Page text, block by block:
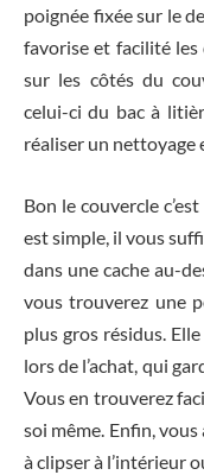
poignée fixée sur le
favorise et facilité les
sur les côtés du
celui-ci du bac à
réaliser un nettoyage
Bon le couvercle
est simple, il vous
dans une cache au-
vous trouverez une
plus gros résidus.
lors de l’achat, qui
Vous en trouverez
soi même. Enfin,
à clipser à l’intérieur